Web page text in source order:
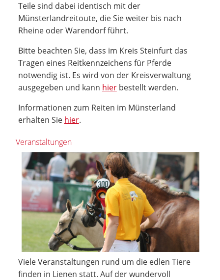
Teile sind dabei identisch mit der
Münsterlandreitoute, die Sie weiter bis nach
Rheine oder Warendorf führt.
Bitte beachten Sie, dass im Kreis Steinfurt das
Tragen eines Reitkennzeichens für Pferde
notwendig ist. Es wird von der Kreisverwaltung
ausgegeben und kann hierbestellt werden.
Informationen zum Reiten im Münsterland
erhalten Sie hier.
Veranstaltungen
Viele Veranstaltungen rund um die edlen Tiere
finden in Lienen statt. Auf der wundervoll